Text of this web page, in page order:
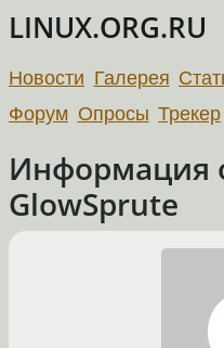
LINUX.ORG.RU
Новости Галерея
Форум Опросы Трекер
Информация
GlowSprute